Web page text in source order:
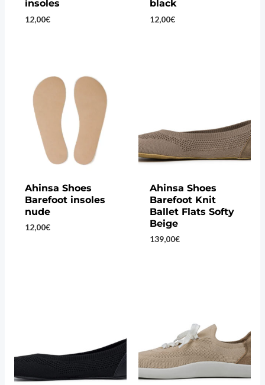
insoles
12,00€
black
12,00€
Ahinsa Shoes
Barefoot insoles
nude
12,00€
Ahinsa Shoes
Barefoot Knit
Ballet Flats Softy
Beige
139,00€